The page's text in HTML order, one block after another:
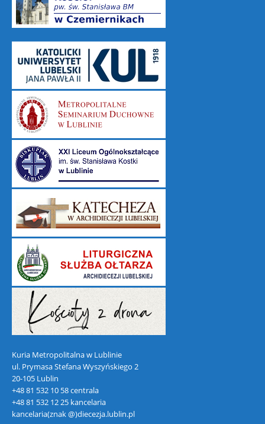
Kuria Metropolitalna w Lublinie
ul. Prymasa Stefana Wyszyńskiego 2
20-105 Lublin
+48 81 532 10 58 centrala
+48 81 532 12 25 kancelaria
kancelaria(znak @)diecezja.lublin.pl